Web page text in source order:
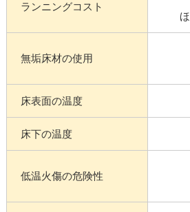
ランニングコスト
無垢床材の使用
床表面の温度
床下の温度
低温火傷の危険性